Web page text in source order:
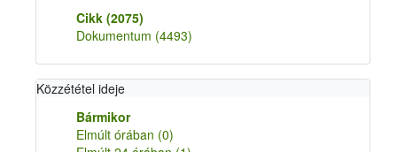
Cikk (2075)
Dokumentum (4493)
Közzététel ideje
Bármikor
Elmúlt órában (0)